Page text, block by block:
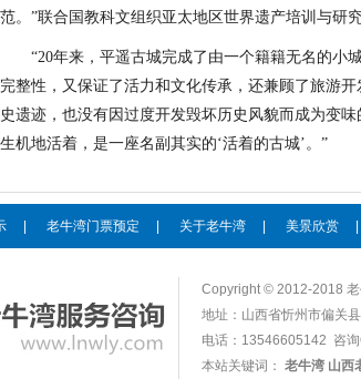
范。”联合国教科文组织亚太地区世界遗产培训与研
“20年来，平遥古城完成了由一个籍籍无名的小
完整性，又保证了活力和文化传承，还兼顾了旅游
史遗迹，也没有因过度开发毁坏历史风貌而成为变
生机地活着，是一座名副其实的‘活着的古城’。”
老牛湾门票预定 关于老牛湾 美景欣赏
Copyright © 2012-2018
地址：山西省忻州市偏关
电话：13546605142 咨询
本站关键词： 老牛湾 山西